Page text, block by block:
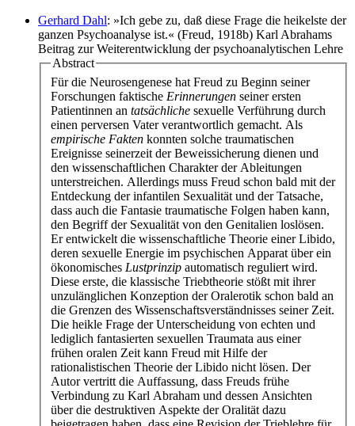
Gerhard Dahl: »Ich gebe zu, daß diese Frage die heikelste der
ganzen Psychoanalyse ist.« (Freud, 1918b) Karl Abrahams
Beitrag zur Weiterentwicklung der psychoanalytischen Lehre
Abstract
Für die Neurosengenese hat Freud zu Beginn seiner
Forschungen faktische Erinnerungen seiner ersten
Patientinnen an tatsächliche sexuelle Verführung durch
einen perversen Vater verantwortlich gemacht. Als
empirische Fakten konnten solche traumatischen
Ereignisse seinerzeit der Beweissicherung dienen und
den wissenschaftlichen Charakter der Ableitungen
unterstreichen. Allerdings muss Freud schon bald mit der
Entdeckung der infantilen Sexualität und der Tatsache,
dass auch die Fantasie traumatische Folgen haben kann,
den Begriff der Sexualität von den Genitalien loslösen.
Er entwickelt die wissenschaftliche Theorie einer Libido,
deren sexuelle Energie im psychischen Apparat über ein
ökonomisches Lustprinzip automatisch reguliert wird.
Diese erste, die klassische Triebtheorie stößt mit ihrer
unzulänglichen Konzeption der Oralerotik schon bald an
die Grenzen des Wissenschaftsverständnisses seiner Zeit.
Die heikle Frage der Unterscheidung von echten und
lediglich fantasierten sexuellen Traumata aus einer
frühen oralen Zeit kann Freud mit Hilfe der
rationalistischen Theorie der Libido nicht lösen. Der
Autor vertritt die Auffassung, dass Freuds frühe
Verbindung zu Karl Abraham und dessen Ansichten
über die destruktiven Aspekte der Oralität dazu